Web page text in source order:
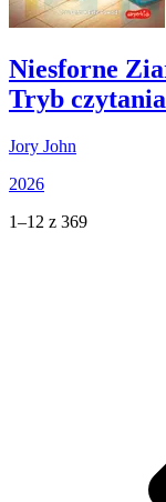
Niesforne
Tryb
Jory John
2026
1–12 z 369